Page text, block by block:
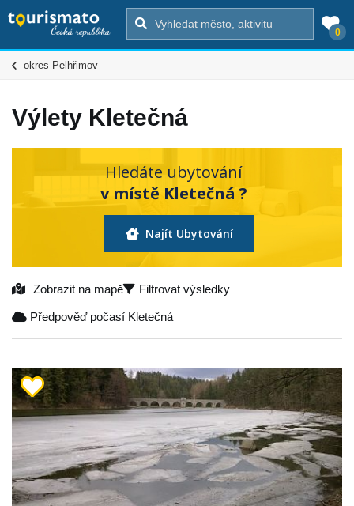
0
okres Pelhřimov
Výlety Kletečná
Hledáte ubytování
v místě Kletečná ?
Najít Ubytování
Zobrazit na mapě Filtrovat výsledky
Předpověď počasí Kletečná